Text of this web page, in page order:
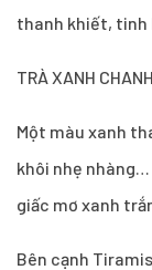
thanh khiết, tinh
TRÀ XANH
Một màu xanh
khôi nhẹ
giấc mơ xanh
Bên cạnh